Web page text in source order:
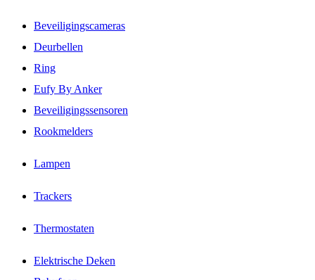
Beveiligingscameras
Deurbellen
Ring
Eufy By Anker
Beveiligingssensoren
Rookmelders
Lampen
Trackers
Thermostaten
Elektrische Deken